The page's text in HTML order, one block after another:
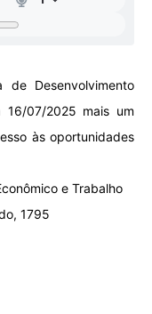
Desenvolvimento
16/07/2025 mais um
às oportunidades
e Trabalho
1795